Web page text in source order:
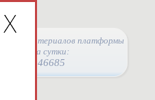
материалов платформы
за сутки:
46685